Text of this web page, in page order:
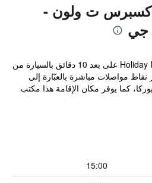
ت ولون -
جي
يقع Holiday Inn Express Toulon - Est على بعد 10 دقائق بالسيارة من
مواصلات مباشرة بالعبّارة إلى
كما يوفر مكان الإقامة هذا مكتب
15:00